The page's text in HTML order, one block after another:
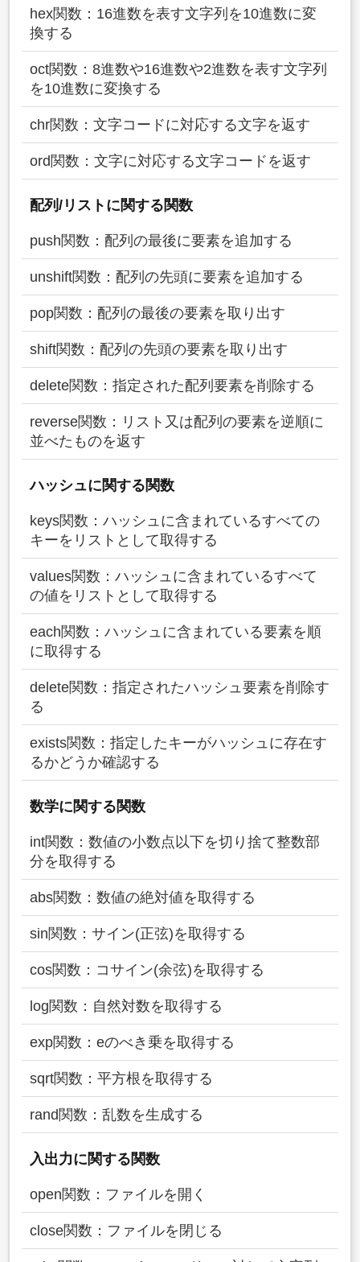
hex関数：16進数を表す文字列を10進数に変
換する
oct関数：8進数や16進数や2進数を表す文字列
を10進数に変換する
chr関数：文字コードに対応する文字を返す
ord関数：文字に対応する文字コードを返す
配列/リストに関する関数
push関数：配列の最後に要素を追加する
unshift関数：配列の先頭に要素を追加する
pop関数：配列の最後の要素を取り出す
shift関数：配列の先頭の要素を取り出す
delete関数：指定された配列要素を削除する
reverse関数：リスト又は配列の要素を逆順に
並べたものを返す
ハッシュに関する関数
keys関数：ハッシュに含まれているすべての
キーをリストとして取得する
values関数：ハッシュに含まれているすべて
の値をリストとして取得する
each関数：ハッシュに含まれている要素を順
に取得する
delete関数：指定されたハッシュ要素を削除す
る
exists関数：指定したキーがハッシュに存在す
るかどうか確認する
数学に関する関数
int関数：数値の小数点以下を切り捨て整数部
分を取得する
abs関数：数値の絶対値を取得する
sin関数：サイン(正弦)を取得する
cos関数：コサイン(余弦)を取得する
log関数：自然対数を取得する
exp関数：eのべき乗を取得する
sqrt関数：平方根を取得する
rand関数：乱数を生成する
入出力に関する関数
open関数：ファイルを開く
close関数：ファイルを閉じる